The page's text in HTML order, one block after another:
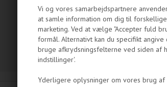
Vi og vores samarbejdspartnere
at samle information om dig til
marketing. Ved at vælge "Accepter fuld
formål. Alternativt kan du specifikt
bruge afkrydsningsfelterne ved siden
indstillinger'.
Yderligere oplysninger om vores brug af